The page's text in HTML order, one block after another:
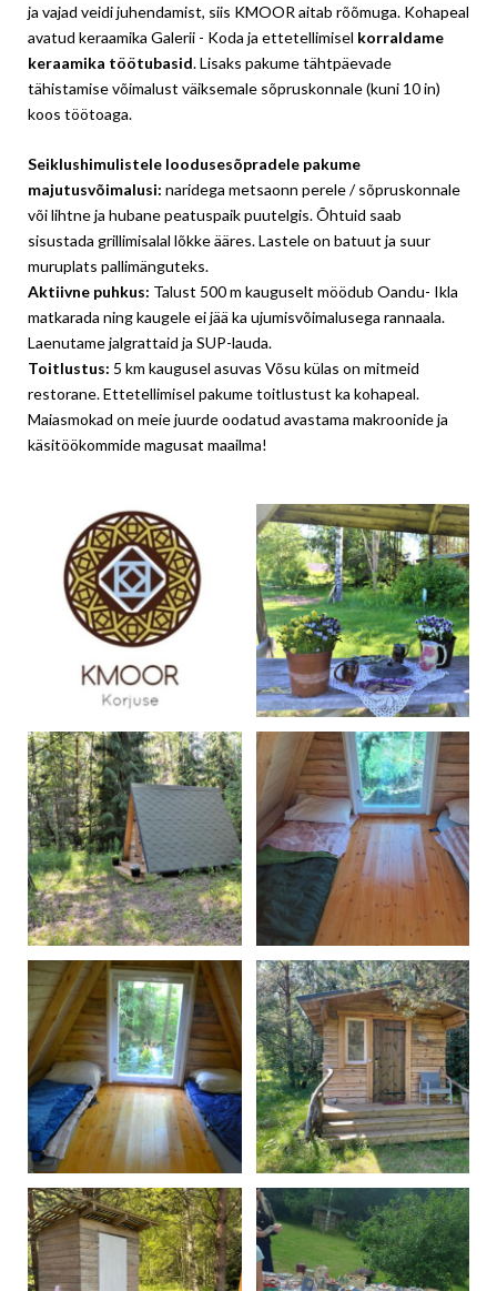
ja vajad veidi juhendamist, siis KMOOR aitab rõõmuga. Kohapeal
avatud keraamika Galerii - Koda ja ettetellimisel korraldame
keraamika töötubasid. Lisaks pakume tähtpäevade
tähistamise võimalust väiksemale sõpruskonnale (kuni 10 in)
koos töötoaga.
Seiklushimulistele loodusesõpradele pakume
majutusvõimalusi: naridega metsaonn perele / sõpruskonnale
või lihtne ja hubane peatuspaik puutelgis. Õhtuid saab
sisustada grillimisalal lõkke ääres. Lastele on batuut ja suur
muruplats pallimänguteks.
Aktiivne puhkus: Talust 500 m kauguselt möödub Oandu- Ikla
matkarada ning kaugele ei jää ka ujumisvõimalusega rannaala.
Laenutame jalgrattaid ja SUP-lauda.
Toitlustus: 5 km kaugusel asuvas Võsu külas on mitmeid
restorane. Ettetellimisel pakume toitlustust ka kohapeal.
Maiasmokad on meie juurde oodatud avastama makroonide ja
käsitöökommide magusat maailma!